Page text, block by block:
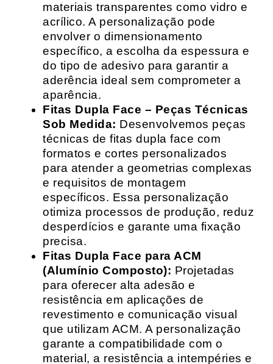
materiais transparentes como vidro e
acrílico. A personalização pode
envolver o dimensionamento
específico, a escolha da espessura e
do tipo de adesivo para garantir a
aderência ideal sem comprometer a
aparência.
Fitas Dupla Face – Peças Técnicas
Sob Medida: Desenvolvemos peças
técnicas de fitas dupla face com
formatos e cortes personalizados
para atender a geometrias complexas
e requisitos de montagem
específicos. Essa personalização
otimiza processos de produção, reduz
desperdícios e garante uma fixação
precisa.
Fitas Dupla Face para ACM
(Alumínio Composto): Projetadas
para oferecer alta adesão e
resistência em aplicações de
revestimento e comunicação visual
que utilizam ACM. A personalização
garante a compatibilidade com o
material, a resistência a intempéries e